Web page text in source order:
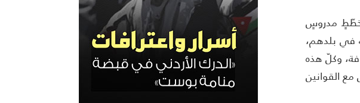
مدروسٍ
في بلدهم،
وكلّ هذه
القوانين